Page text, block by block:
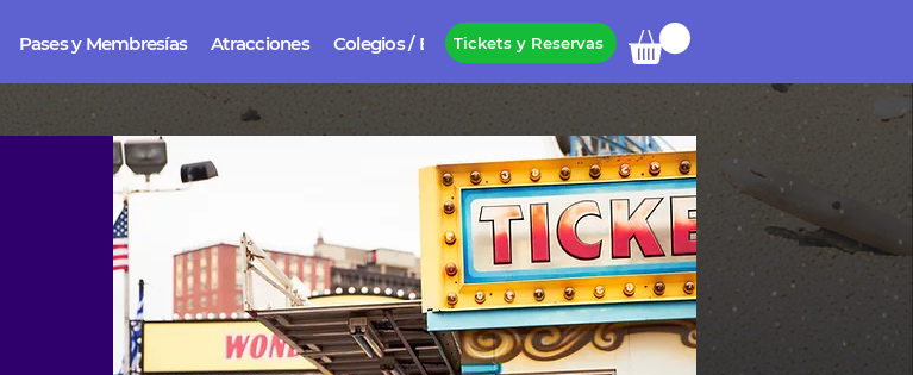
Pases y Membresías Atracciones Colegios / EmpresasTickets y Reservas